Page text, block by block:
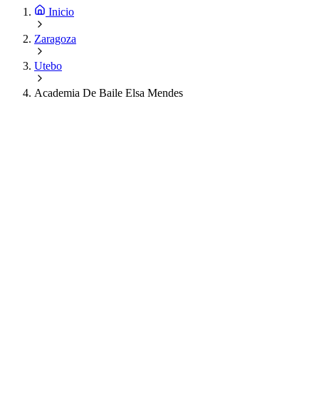
Inicio
Zaragoza
Utebo
Academia De Baile Elsa Mendes